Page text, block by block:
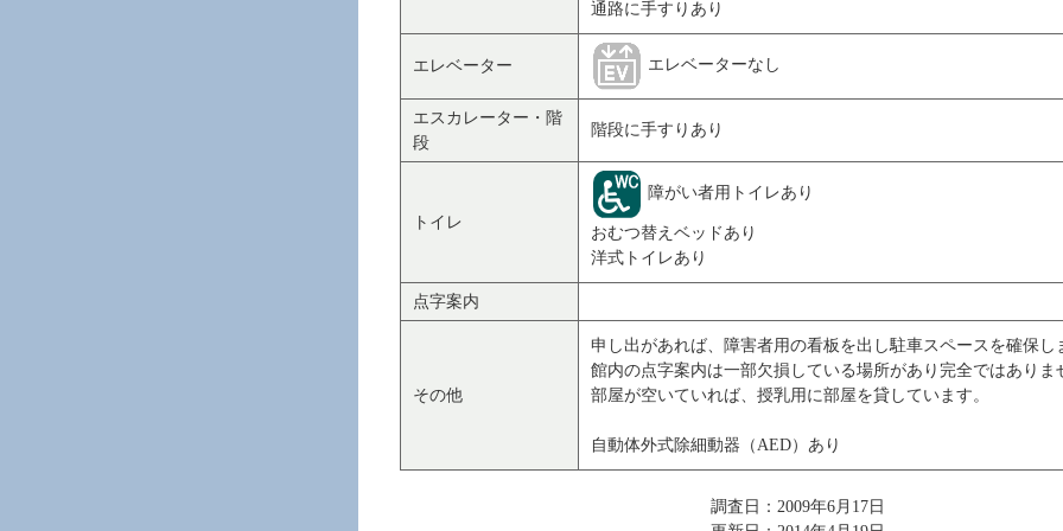
通路に手すりあり
エレベーター エレベーターなし
エスカレーター・階
段
階段に手すりあり
トイレ
障がい者用トイレあり
おむつ替えベッドあり
洋式トイレあり
点字案内
その他
申し出があれば、障害者用の看板を出し駐車スペースを確保し
館内の点字案内は一部欠損している場所があり完全ではありま
部屋が空いていれば、授乳用に部屋を貸しています。
自動体外式除細動器（AED）あり
調査日：2009年6月17日